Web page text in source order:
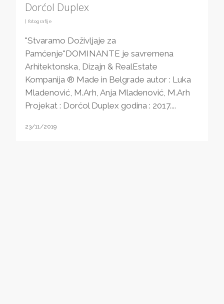
Dorćol Duplex
| fotografije
"Stvaramo Doživljaje za
Pamćenje"DOMINANTE je savremena
Arhitektonska, Dizajn & RealEstate
Kompanija ® Made in Belgrade autor : Luka
Mladenović, M.Arh, Anja Mladenović, M.Arh
Projekat : Dorćol Duplex godina : 2017....
23/11/2019